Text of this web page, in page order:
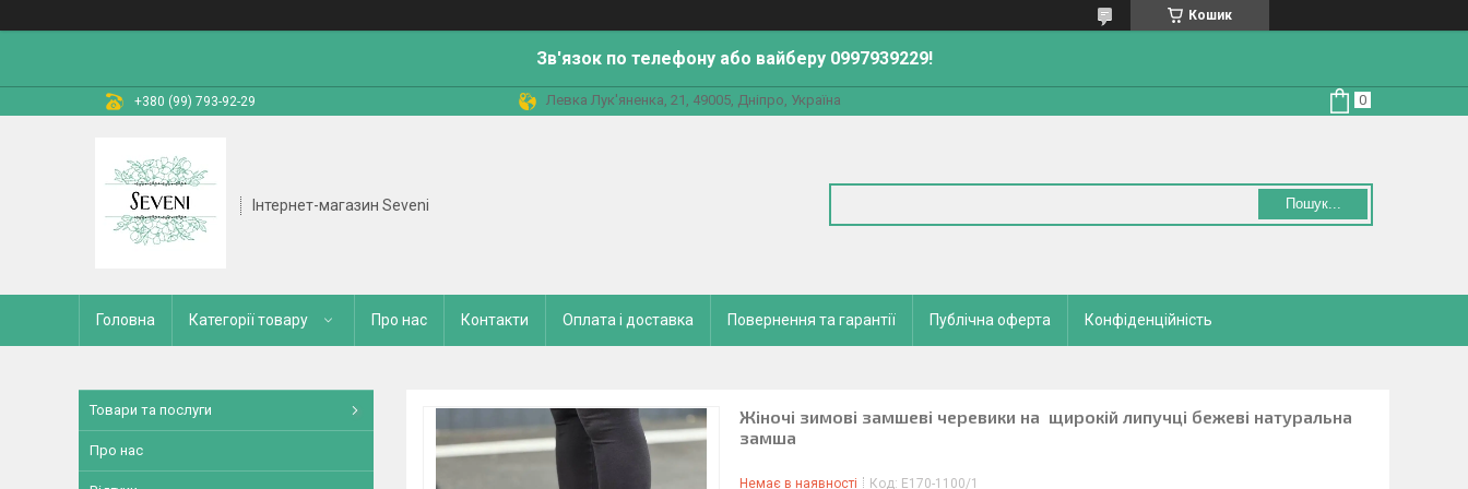
Кошик
Зв'язок по телефону або вайберу 0997939229!
+380 (99) 793-92-29 Левка Лук'яненка, 21, 49005, Дніпро, Україна
Інтернет-магазин Seveni Пошук...
Головна Категорії товару Про нас Контакти Оплата і доставка Повернення та гарантії Публічна оферта Конфіденційність
Жіночі зимові замшеві черевики на щирокій липучці бежеві натуральна
замша
Немає в наявності Код: E170-1100/1
Товари та послуги
Про нас